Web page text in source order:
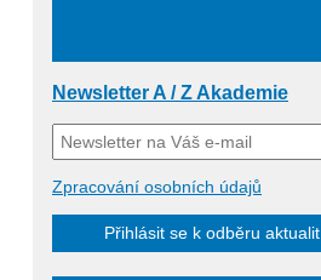
Newsletter A / Z Akademie
Zpracování osobních údajů
Přihlásit se k odběru aktualit